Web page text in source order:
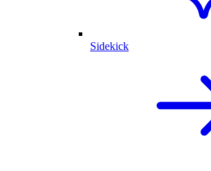
Sidekick